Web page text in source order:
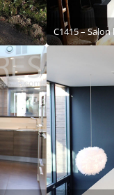
C1415 –